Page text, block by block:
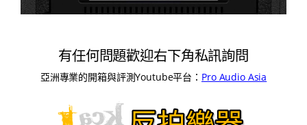
有任何問題歡迎右下角私訊詢問
亞洲專業的開箱與評測Youtube平台： Pro Audio Asia